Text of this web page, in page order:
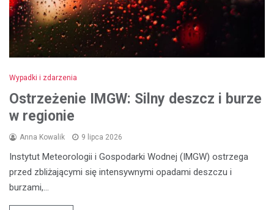
Wypadki i zdarzenia
Ostrzeżenie IMGW: Silny deszcz i burze
w regionie
Anna Kowalik 9 lipca 2026
Instytut Meteorologii i Gospodarki Wodnej (IMGW) ostrzega
przed zbliżającymi się intensywnymi opadami deszczu i
burzami,…